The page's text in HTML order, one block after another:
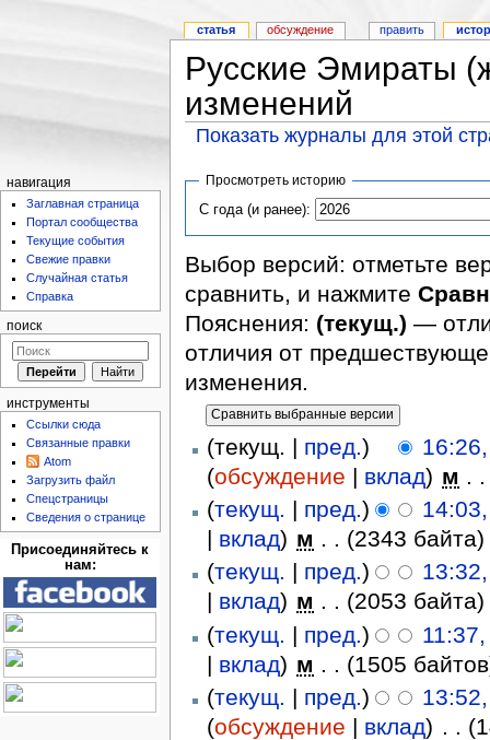
Русские Эмираты
изменений
Показать журналы для этой
Просмотреть историю
С года (и ранее):
Выбор версий: отметьте
сравнить, и нажмите
Пояснения: (текущ.) —
отличия от
изменения.
(текущ. | пред.)
(обсуждение | вклад) м . .
(текущ. | пред.)
| вклад) м . . (2343 байта)
(текущ. | пред.)
| вклад) м . . (2053 байта)
(текущ. | пред. )
| вклад) м
(1505
(текущ. | пред.)
(обсуждение | вклад) . .
статья обсуждение править
навигация
Заглавная страница
Портал сообщества
Текущие события
Свежие правки
Случайная статья
Справка
поиск
инструменты
Ссылки сюда
Связанные правки
Atom
Загрузить файл
Спецстраницы
Сведения о странице
Присоединяйтесь к
нам: